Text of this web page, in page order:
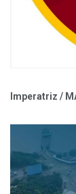
Imperatriz /